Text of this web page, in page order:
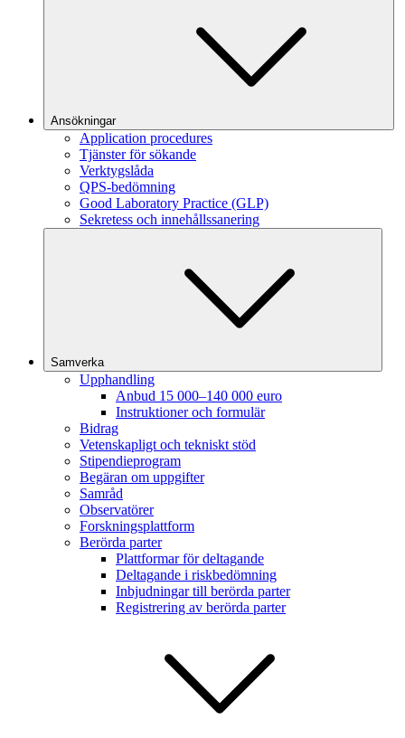
Ansökningar
Application procedures
Tjänster för sökande
Verktygslåda
QPS-bedömning
Good Laboratory Practice (GLP)
Sekretess och innehållssanering
Samverka
Upphandling
Anbud 15 000–140 000 euro
Instruktioner och formulär
Bidrag
Vetenskapligt och tekniskt stöd
Stipendieprogram
Begäran om uppgifter
Samråd
Observatörer
Forskningsplattform
Berörda parter
Plattformar för deltagande
Deltagande i riskbedömning
Inbjudningar till berörda parter
Registrering av berörda parter